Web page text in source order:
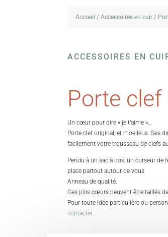
Accueil /Accessoires en cuir /
ACCESSOIRES EN
Porte clef
Un cœur pour dire « je t’aime »…
Porte clef original, et moelleux. Ses
facilement votre trousseau de clefs
Pendu à un sac à dos, un curseur de
place partout autour de vous
Anneau de qualité.
Ces jolis cœurs peuvent être taillés
Pour toute idée particulière ou
contacter.